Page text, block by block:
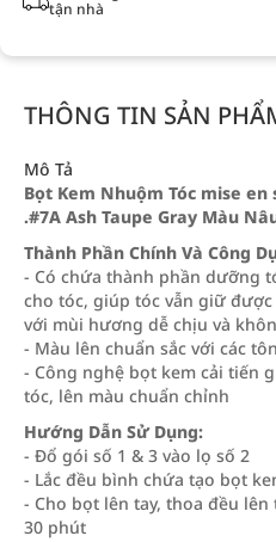
tận nhà
THÔNG TIN SẢN
Mô Tả
Bọt Kem Nhuộm Tóc mise en
.#7A Ash Taupe Gray Màu
Thành Phần Chính Và Công
- Có chứa thành phần dưỡng
cho tóc, giúp tóc vẫn giữ
với mùi hương dễ chịu và
- Màu lên chuẩn sắc với các
- Công nghệ bọt kem cải tiến
tóc, lên màu chuẩn chỉnh
Hướng Dẫn Sử Dụng:
- Đổ gói số 1 & 3 vào lọ số 2
- Lắc đều bình chứa tạo bọt
- Cho bọt lên tay, thoa đều
30 phút